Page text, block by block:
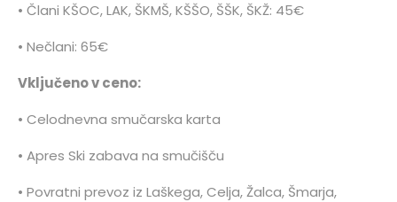
• Člani KŠOC, LAK, ŠKMŠ, KŠŠO, ŠŠK, ŠKŽ: 45€
• Nečlani: 65€
Vključeno v ceno:
• Celodnevna smučarska karta
• Apres Ski zabava na smučišču
• Povratni prevoz iz Laškega, Celja, Žalca, Šmarja,